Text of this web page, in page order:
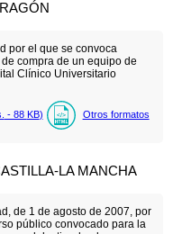
por el que se convoca
compra de un equipo de
Clínico Universitario
- 88 KB) Otros formatos
LA MANCHA
de 1 de agosto de 2007, por
público convocado para la